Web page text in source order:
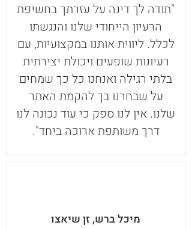
"תודה לך דינה על עזרתך בחשיפת
הרעיון הייחודי שלנו והנגשתו
לכלל. ליווית אותנו במקצועיות, עם
רעיונות שופעים ויכולת יצירתית
בלתי רגילה ואנחנו כל כך שמחים
על שבחרנו בך להקמת האתר
שלנו. אין לנו ספק כי עוד נכונה לנו
דרך משותפת ארוכה ביחד".
מיכל ברש, זן שיאצו